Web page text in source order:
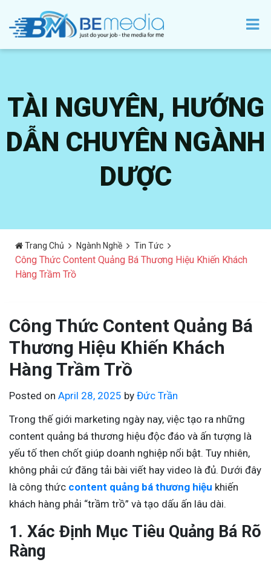
TÀI NGUYÊN, HƯỚNG
DẪN CHUYÊN NGÀNH
DƯỢC
Trang Chủ Ngành Nghề Tin Tức
Công Thức Content Quảng Bá Thương Hiệu Khiến Khách
Hàng Trầm Trồ
Công Thức Content Quảng Bá
Thương Hiệu Khiến Khách
Hàng Trầm Trồ
Posted on April 28, 2025 by Đức Trần
Trong thế giới marketing ngày nay, việc tạo ra những
content quảng bá thương hiệu độc đáo và ấn tượng là
yếu tố then chốt giúp doanh nghiệp nổi bật. Tuy nhiên,
không phải cứ đăng tải bài viết hay video là đủ. Dưới đây
là công thức content quảng bá thương hiệu khiến
khách hàng phải “trầm trồ” và tạo dấu ấn lâu dài.
1. Xác Định Mục Tiêu Quảng Bá Rõ
Ràng